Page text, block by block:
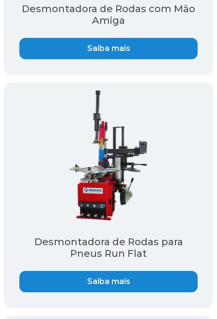
Desmontadora de Rodas com Mão
Amiga
Saiba mais
Desmontadora de Rodas para
Pneus Run Flat
Saiba mais